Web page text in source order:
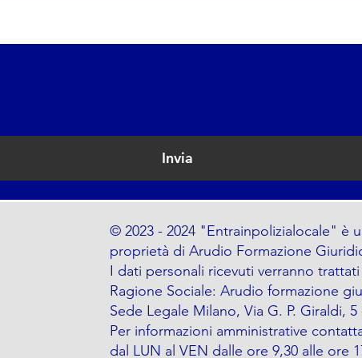
Invia
© 2023 - 2024 "Entrainpolizialocale" è
proprietà di Arudio Formazione
I dati personali ricevuti verranno
Ragione Sociale: Arudio formazione
Sede Legale Milano, Via G. P. Giraldi, 5
Per informazioni amministrative
dal LUN al VEN dalle ore 9,30 alle ore